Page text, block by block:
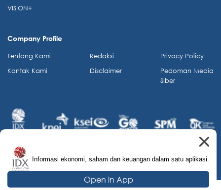
Informasi ekonomi, saham dan keuangan dalam satu aplikasi.
Open in App
VISION+
Company Profile
Tentang Kami
Kontak Kami
Redaksi
Disclaimer
Privacy Policy
Pedoman Media
Siber
© 2026 IDX Channel. All Rights Reserved.